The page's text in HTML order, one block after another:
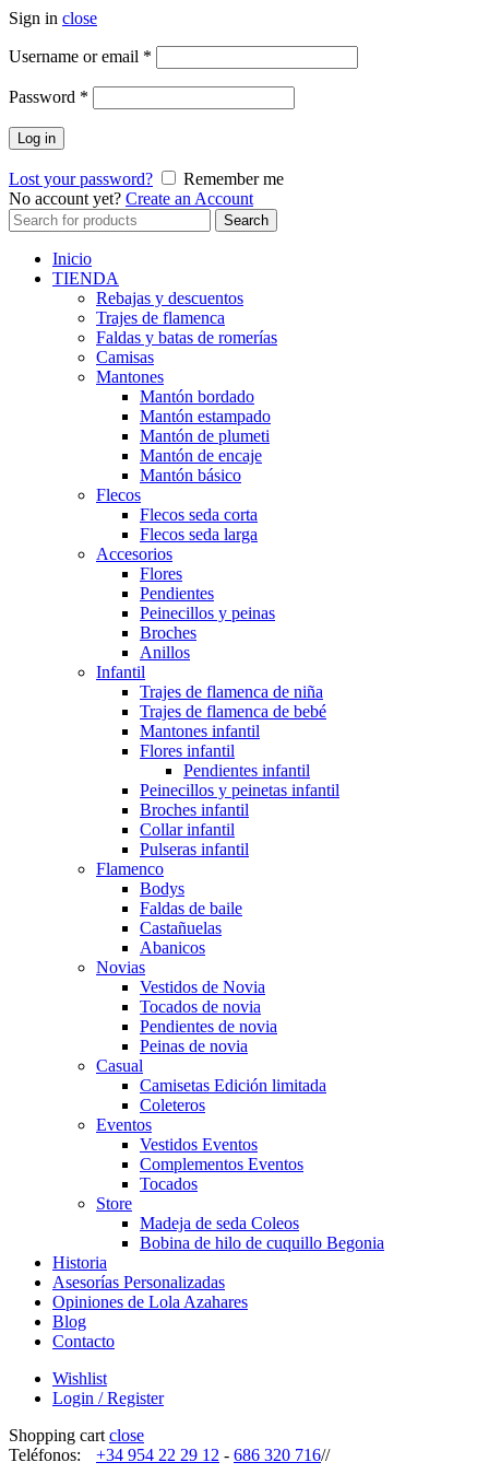
Sign in close
Username or email *
Password *
Log in
Lost your password?
Remember me
No account yet? Create an Account
Search
for:
Search
Inicio
TIENDA
Rebajas y descuentos
Trajes de flamenca
Faldas y batas de romerías
Camisas
Mantones
Mantón bordado
Mantón estampado
Mantón de plumeti
Mantón de encaje
Mantón básico
Flecos
Flecos seda corta
Flecos seda larga
Accesorios
Flores
Pendientes
Peinecillos y peinas
Broches
Anillos
Infantil
Trajes de flamenca de niña
Trajes de flamenca de bebé
Mantones infantil
Flores infantil
Pendientes infantil
Peinecillos y peinetas infantil
Broches infantil
Collar infantil
Pulseras infantil
Flamenco
Bodys
Faldas de baile
Castañuelas
Abanicos
Novias
Vestidos de Novia
Tocados de novia
Pendientes de novia
Peinas de novia
Casual
Camisetas Edición limitada
Coleteros
Eventos
Vestidos Eventos
Complementos Eventos
Tocados
Store
Madeja de seda Coleos
Bobina de hilo de cuquillo Begonia
Historia
Asesorías Personalizadas
Opiniones de Lola Azahares
Blog
Contacto
Wishlist
Login / Register
Shopping cart close
Teléfonos:
+34 954 22 29 12 - 686 320 716//